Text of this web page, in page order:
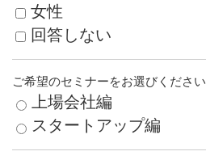
女性
回答しない
ご希望のセミナーをお選びください
上場会社編
スタートアップ編